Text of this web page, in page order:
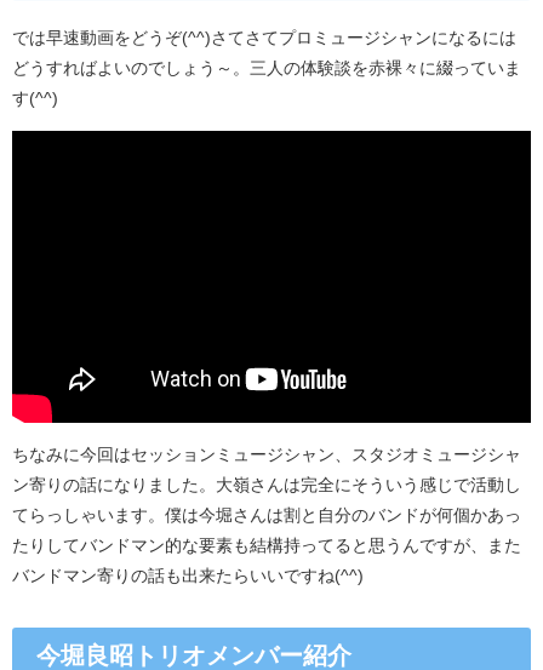
では早速動画をどうぞ(^^)さてさてプロミュージシャンになるには
どうすればよいのでしょう～。三人の体験談を赤裸々に綴っていま
す(^^)
ちなみに今回はセッションミュージシャン、スタジオミュージシャ
ン寄りの話になりました。大嶺さんは完全にそういう感じで活動し
てらっしゃいます。僕は今堀さんは割と自分のバンドが何個かあっ
たりしてバンドマン的な要素も結構持ってると思うんですが、また
バンドマン寄りの話も出来たらいいですね(^^)
今堀良昭トリオメンバー紹介